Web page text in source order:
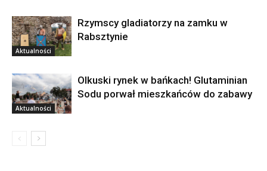
Aktualności
Rzymscy gladiatorzy na zamku w
Rabsztynie
Aktualności
Olkuski rynek w bańkach! Glutaminian
Sodu porwał mieszkańców do zabawy